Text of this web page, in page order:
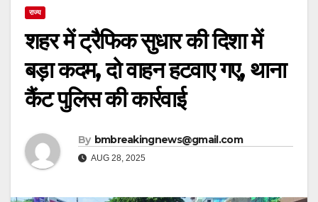
राज्य
शहर में ट्रैफिक सुधार की दिशा में
बड़ा कदम, दो वाहन हटवाए गए, थाना
कैंट पुलिस की कार्रवाई
By bmbreakingnews@gmail.com
AUG 28, 2025